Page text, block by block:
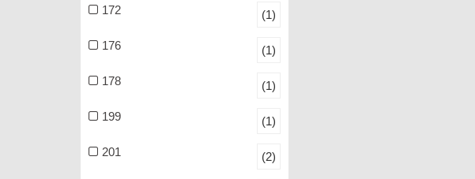
172 (1)
176 (1)
178 (1)
199 (1)
201 (2)